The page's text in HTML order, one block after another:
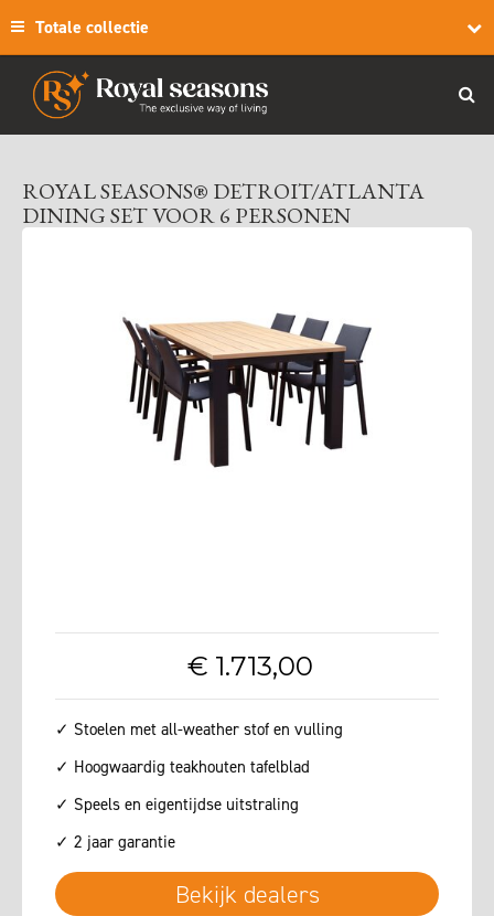
Totale collectie
ROYAL SEASONS® DETROIT/ATLANTA
DINING SET VOOR 6 PERSONEN
€ 1.713,00
✓ Stoelen met all-weather stof en vulling
✓ Hoogwaardig teakhouten tafelblad
✓ Speels en eigentijdse uitstraling
✓ 2 jaar garantie
Bekijk dealers